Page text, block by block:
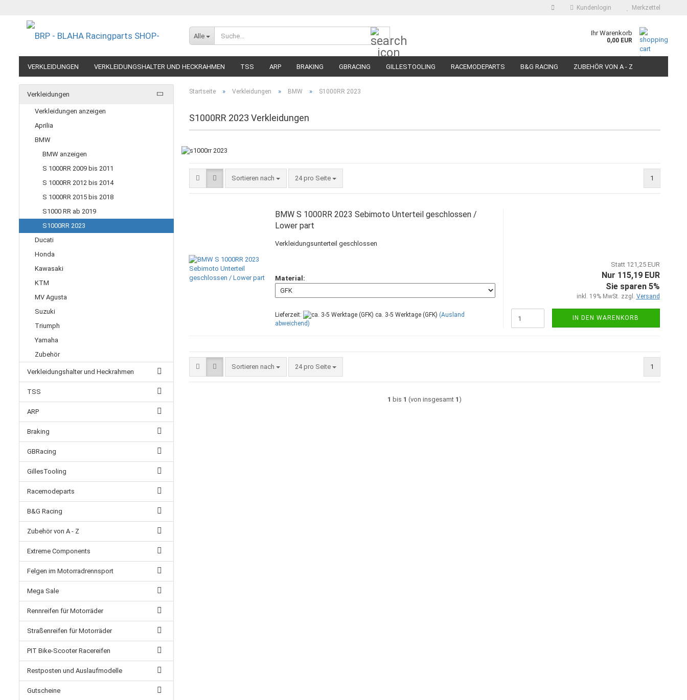
Kundenlogin
Passwort vergessen?
Merkzettel
Alle Ihr Warenkorb
0,00 EUR
VERKLEIDUNGEN VERKLEIDUNGSHALTER UND HECKRAHMEN TSS ARP BRAKING GBRACING GILLESTOOLING RACEMODEPARTS B&G RACING ZUBEHÖR VON A - Z
FELGEN IM MOTORRADRENNSPORT MEGA SALE RENNREIFEN FÜR MOTORRÄDER
RESTPOSTEN UND AUSLAUFMODELLE
Startseite » Verkleidungen » BMW » S1000RR 2023
S1000RR 2023 Verkleidungen
Sortieren nach
Sortieren nach 24 pro Seite
pro Seite 1
BMW S 1000RR 2023 Sebimoto Unterteil geschlossen /
Lower part
Verkleidungsunterteil geschlossen
Material:
Lieferzeit: ca. 3-5 Werktage (GFK) (Ausland
abweichend)
Statt 121,25 EUR
Nur 115,19 EUR
Sie sparen 5%
inkl. 19% MwSt. zzgl. Versand
IN DEN WARENKORB
Sortieren nach
Sortieren nach 24 pro Seite
pro Seite 1
1 bis 1 (von insgesamt 1)
Verkleidungen
Verkleidungen anzeigen
Aprilia
BMW
BMW anzeigen
S 1000RR 2009 bis 2011
S 1000RR 2012 bis 2014
S 1000RR 2015 bis 2018
S1000 RR ab 2019
S1000RR 2023
Ducati
Honda
Kawasaki
KTM
MV Agusta
Suzuki
Triumph
Yamaha
Zubehör
Verkleidungshalter und Heckrahmen
TSS
ARP
Braking
GBRacing
GillesTooling
Racemodeparts
B&G Racing
Zubehör von A - Z
Extreme Components
Felgen im Motorradrennsport
Mega Sale
Rennreifen für Motorräder
Straßenreifen für Motorräder
PIT Bike-Scooter Racereifen
Restposten und Auslaufmodelle
Gutscheine